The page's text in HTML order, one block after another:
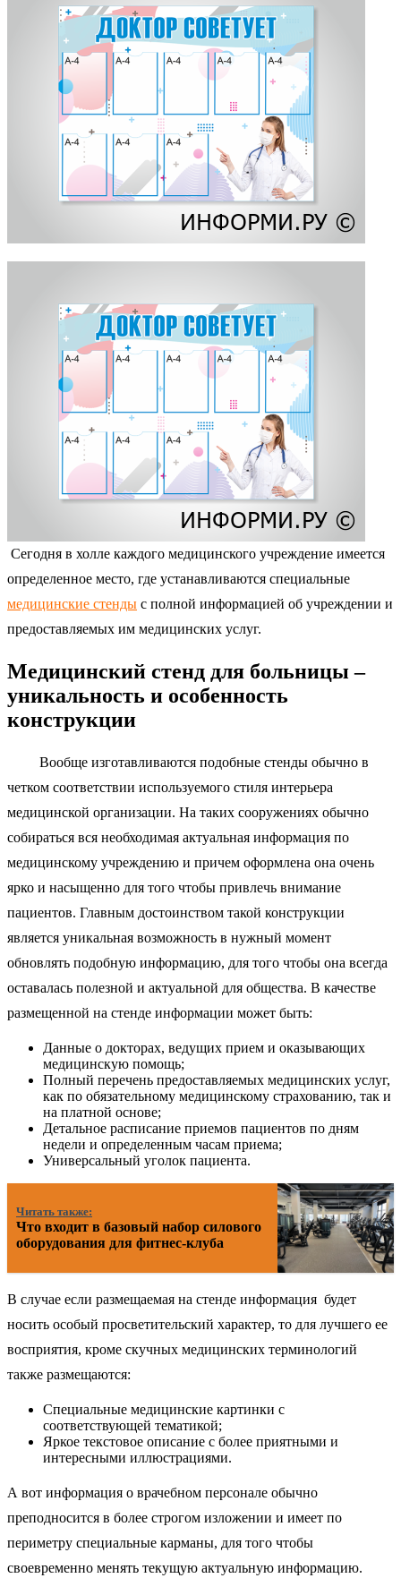
Сегодня в холле каждого медицинского учреждение имеется
определенное место, где устанавливаются специальные
медицинские стенды с полной информацией об учреждении и
предоставляемых им медицинских услуг.
Медицинский стенд для больницы –
уникальность и особенность
конструкции
Вообще изготавливаются подобные стенды обычно в
четком соответствии используемого стиля интерьера
медицинской организации. На таких сооружениях обычно
собираться вся необходимая актуальная информация по
медицинскому учреждению и причем оформлена она очень
ярко и насыщенно для того чтобы привлечь внимание
пациентов. Главным достоинством такой конструкции
является уникальная возможность в нужный момент
обновлять подобную информацию, для того чтобы она всегда
оставалась полезной и актуальной для общества. В качестве
размещенной на стенде информации может быть:
Данные о докторах, ведущих прием и оказывающих
медицинскую помощь;
Полный перечень предоставляемых медицинских услуг,
как по обязательному медицинскому страхованию, так и
на платной основе;
Детальное расписание приемов пациентов по дням
недели и определенным часам приема;
Универсальный уголок пациента.
Читать также:
Что входит в базовый набор силового
оборудования для фитнес-клуба
В случае если размещаемая на стенде информация будет
носить особый просветительский характер, то для лучшего ее
восприятия, кроме скучных медицинских терминологий
также размещаются:
Специальные медицинские картинки с
соответствующей тематикой;
Яркое текстовое описание с более приятными и
интересными иллюстрациями.
А вот информация о врачебном персонале обычно
преподносится в более строгом изложении и имеет по
периметру специальные карманы, для того чтобы
своевременно менять текущую актуальную информацию.